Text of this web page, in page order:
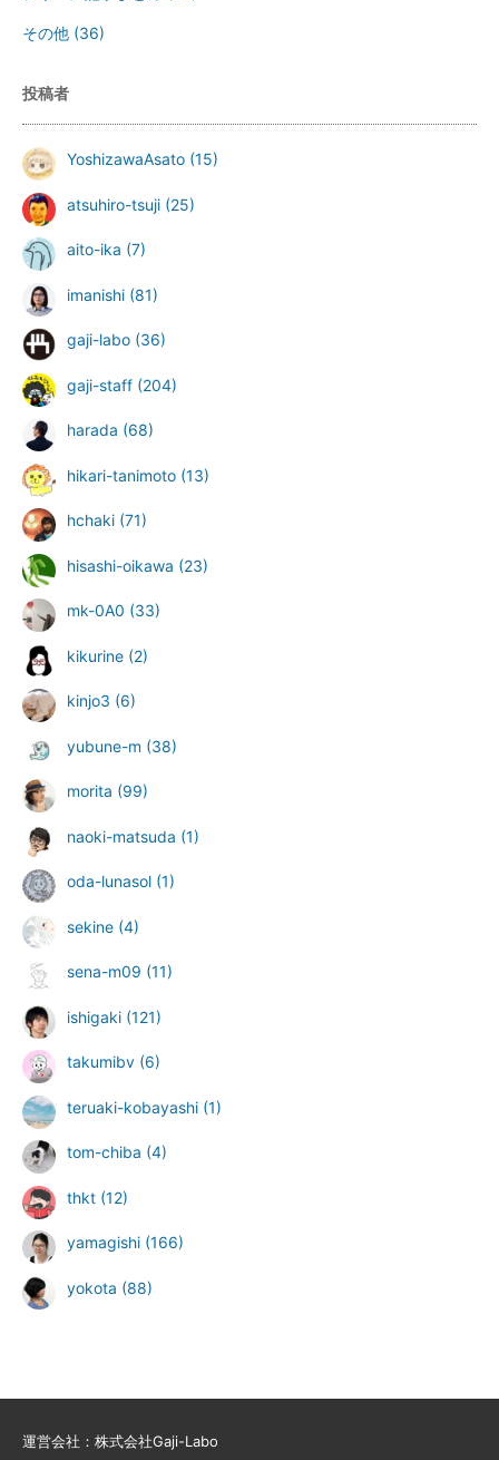
その他 (36)
投稿者
YoshizawaAsato (15)
atsuhiro-tsuji (25)
aito-ika (7)
imanishi (81)
gaji-labo (36)
gaji-staff (204)
harada (68)
hikari-tanimoto (13)
hchaki (71)
hisashi-oikawa (23)
mk-0A0 (33)
kikurine (2)
kinjo3 (6)
yubune-m (38)
morita (99)
naoki-matsuda (1)
oda-lunasol (1)
sekine (4)
sena-m09 (11)
ishigaki (121)
takumibv (6)
teruaki-kobayashi (1)
tom-chiba (4)
thkt (12)
yamagishi (166)
yokota (88)
運営会社：株式会社Gaji-Labo